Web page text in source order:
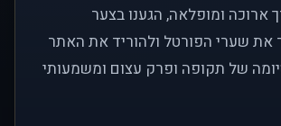
ארוכה ומופלאה, הגענו בצער
את שערי הפורטל ולהוריד את האתר
של תקופה ופרק עצום ומשמעותי